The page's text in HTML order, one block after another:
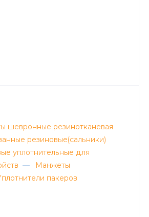
шевронные резинотканевая
резиновые(сальники)
уплотнительные для
—
Манжеты
пакеров